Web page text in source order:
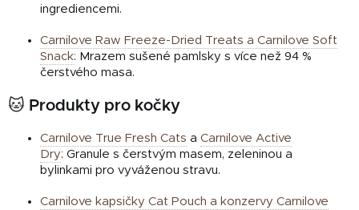
ingrediencemi.
Carnilove Raw Freeze-Dried Treats a Carnilove Soft
Snack: Mrazem sušené pamlsky s více než 94 %
čerstvého masa.
🐱 Produkty pro kočky
Carnilove True Fresh Cats a Carnilove Active
Dry: Granule s čerstvým masem, zeleninou a
bylinkami pro vyváženou stravu.
Carnilove kapsičky Cat Pouch a konzervy Carnilove